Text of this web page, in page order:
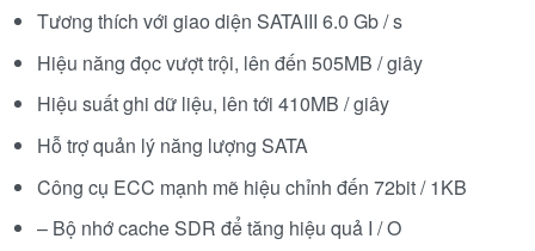
Tương thích với giao diện SATAIII 6.0 Gb / s
Hiệu năng đọc vượt trội, lên đến 505MB / giây
Hiệu suất ghi dữ liệu, lên tới 410MB / giây
Hỗ trợ quản lý năng lượng SATA
Công cụ ECC mạnh mẽ hiệu chỉnh đến 72bit / 1KB
– Bộ nhớ cache SDR để tăng hiệu quả I / O